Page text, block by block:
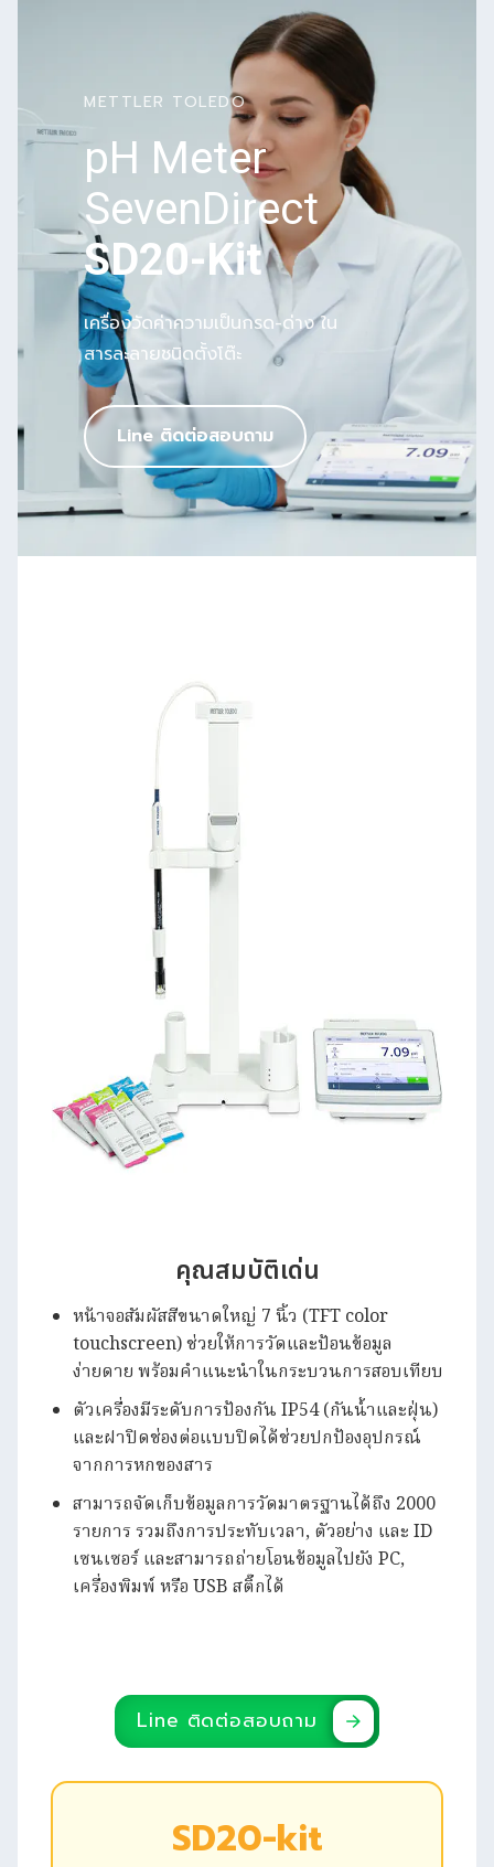
METTLER TOLEDO
pH Meter
SevenDirect
SD20-Kit
เครื่องวัดค่าความเป็นกรด-ด่าง ใน
สารละลายชนิดตั้งโต๊ะ
Line ติดต่อสอบถาม
คุณสมบัติเด่น
หน้าจอสัมผัสสีขนาดใหญ่ 7 นิ้ว (TFT color
touchscreen) ช่วยให้การวัดและป้อนข้อมูล
ง่ายดาย พร้อมคำแนะนำในกระบวนการสอบเทียบ
ตัวเครื่องมีระดับการป้องกัน IP54 (กันน้ำและฝุ่น)
และฝาปิดช่องต่อแบบปิดได้ช่วยปกป้องอุปกรณ์
จากการหกของสาร
สามารถจัดเก็บข้อมูลการวัดมาตรฐานได้ถึง 2000
รายการ รวมถึงการประทับเวลา, ตัวอย่าง และ ID
เซนเซอร์ และสามารถถ่ายโอนข้อมูลไปยัง PC,
เครื่องพิมพ์ หรือ USB สติ๊กได้
Line ติดต่อสอบถาม
SD20-kit